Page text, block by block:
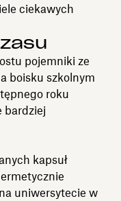
ciekawych
pojemniki ze
boisku szkolnym
roku
bardziej
kapsuł
uniwersytecie w